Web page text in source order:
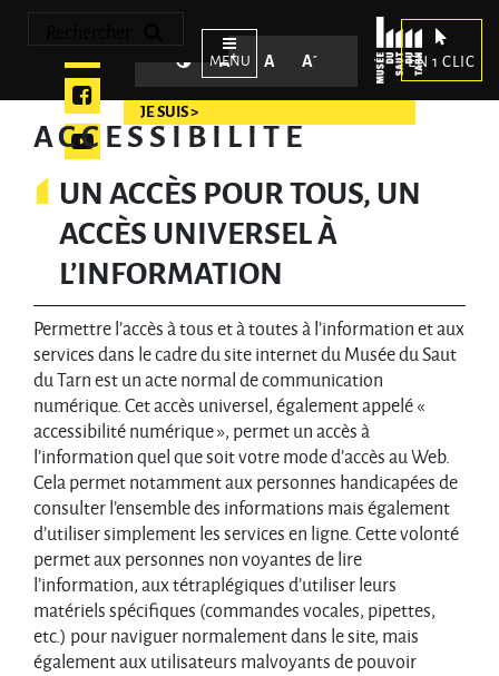
Instagram
Facebook
Contraste
A+Agrandir le texte
ARéinitialiser le texte
A-Réduire le texteEN 1 CLIC
ACCESSIBILITÉ
UN ACCÈS POUR TOUS, UN
ACCÈS UNIVERSEL À
L’INFORMATION
Permettre l’accès à tous et à toutes à l’information et aux
services dans le cadre du site internet du Musée du Saut
du Tarn est un acte normal de communication
numérique. Cet accès universel, également appelé «
accessibilité numérique », permet un accès à
l’information quel que soit votre mode d’accès au Web.
Cela permet notamment aux personnes handicapées de
consulter l’ensemble des informations mais également
d’utiliser simplement les services en ligne. Cette volonté
permet aux personnes non voyantes de lire
l’information, aux tétraplégiques d’utiliser leurs
matériels spécifiques (commandes vocales, pipettes,
etc.) pour naviguer normalement dans le site, mais
également aux utilisateurs malvoyants de pouvoir